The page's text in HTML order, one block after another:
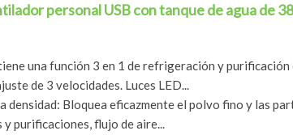
personal USB con tanque de agua de
una función 3 en 1 de refrigeración y purificación
de 3 velocidades. Luces LED...
densidad: Bloquea eficazmente el polvo fino y las
purificaciones, flujo de aire...